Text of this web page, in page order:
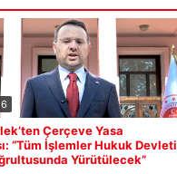
Çerçeve Yasa
“Tüm İşlemler Hukuk Devleti
Yürütülecek”